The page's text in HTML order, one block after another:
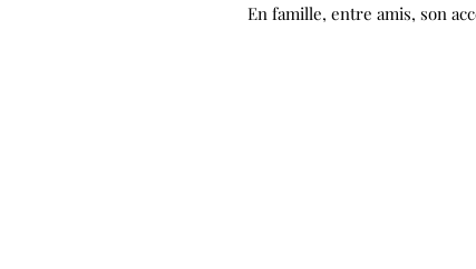
En famille, entre amis, son